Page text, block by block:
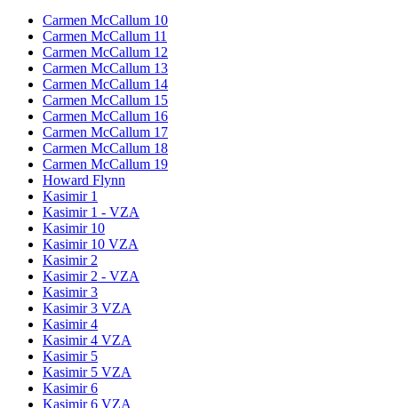
Carmen McCallum 10
Carmen McCallum 11
Carmen McCallum 12
Carmen McCallum 13
Carmen McCallum 14
Carmen McCallum 15
Carmen McCallum 16
Carmen McCallum 17
Carmen McCallum 18
Carmen McCallum 19
Howard Flynn
Kasimir 1
Kasimir 1 - VZA
Kasimir 10
Kasimir 10 VZA
Kasimir 2
Kasimir 2 - VZA
Kasimir 3
Kasimir 3 VZA
Kasimir 4
Kasimir 4 VZA
Kasimir 5
Kasimir 5 VZA
Kasimir 6
Kasimir 6 VZA